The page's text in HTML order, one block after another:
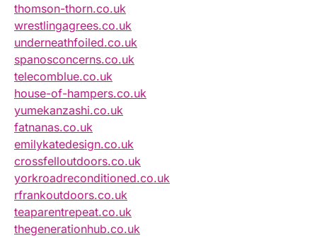
thomson-thorn.co.uk
wrestlingagrees.co.uk
underneathfoiled.co.uk
spanosconcerns.co.uk
telecomblue.co.uk
house-of-hampers.co.uk
yumekanzashi.co.uk
fatnanas.co.uk
emilykatedesign.co.uk
crossfelloutdoors.co.uk
yorkroadreconditioned.co.uk
rfrankoutdoors.co.uk
teaparentrepeat.co.uk
thegenerationhub.co.uk